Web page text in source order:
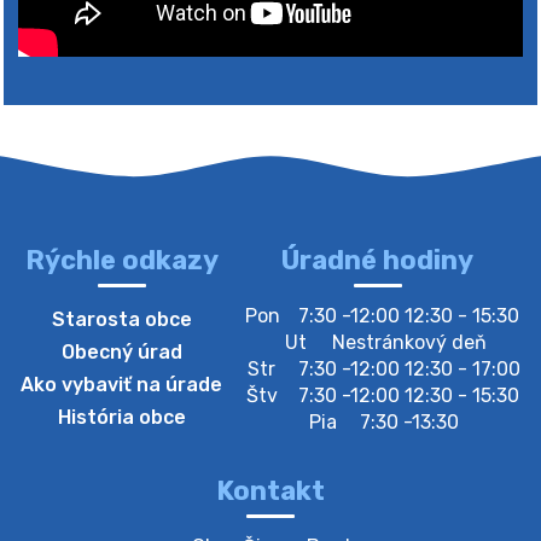
4. augusta 2026 10:05
Zberný dvor-Gyűjtőudvar
Oznamujeme obyvateľom, že v stredu 05. augusta
bude zberný dvor zatvorený. Értesítjük a lakosokat,
hogy szerdán augusztus 05-én a gyűjtőudvar zárva
lesz https://ciernybrod.sk?p=214…
Rýchle odkazy
Starosta obce
Obecný úrad
Ako vybaviť na úrade
História obce
Úradné hodiny
Pon
7:30 -12:00 12:30 - 15:30
Ut
Nestránkový deň
Str
7:30 -12:00 12:30 - 17:00
Štv
7:30 -12:00 12:30 - 15:30
Pia
7:30 -13:30
Kontakt